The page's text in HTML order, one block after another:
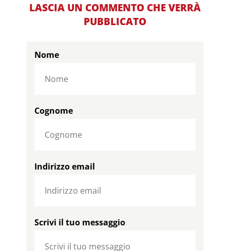
LASCIA UN COMMENTO CHE VERRÀ
PUBBLICATO
Nome
Cognome
Indirizzo email
Scrivi il tuo messaggio